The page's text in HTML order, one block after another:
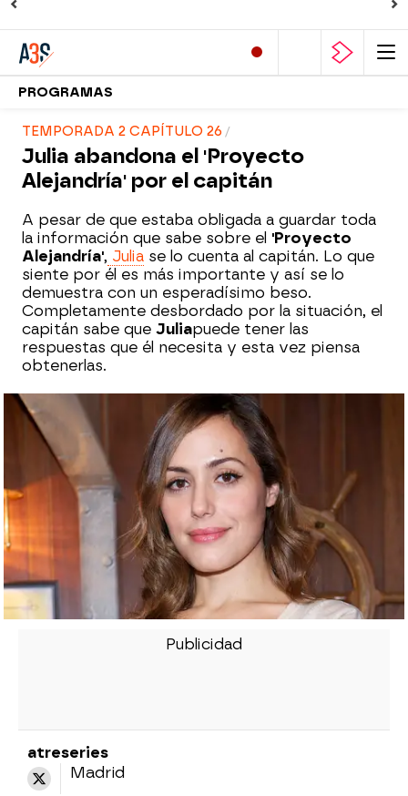
PROGRAMAS
TEMPORADA 2 CAPÍTULO 26
Julia abandona el 'Proyecto
Alejandría' por el capitán
A pesar de que estaba obligada a guardar toda
la información que sabe sobre el 'Proyecto
Alejandría', Julia se lo cuenta al capitán. Lo que
siente por él es más importante y así se lo
demuestra con un esperadísimo beso.
Completamente desbordado por la situación, el
capitán sabe que Juliapuede tener las
respuestas que él necesita y esta vez piensa
obtenerlas.
atreseries
Madrid